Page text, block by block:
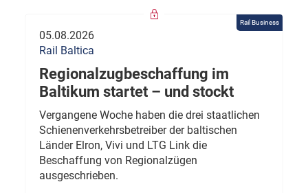
Rail Business
05.08.2026
Rail Baltica
Regionalzugbeschaffung im
Baltikum startet – und stockt
Vergangene Woche haben die drei staatlichen
Schienenverkehrsbetreiber der baltischen
Länder Elron, Vivi und LTG Link die
Beschaffung von Regionalzügen
ausgeschrieben.